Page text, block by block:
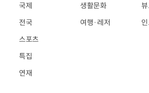
국제
전국
스포츠
특집
연재
생활문화
여행·레저